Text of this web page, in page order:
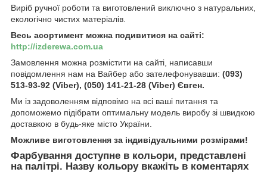
Виріб ручної роботи та виготовлений виключно з натуральних,
екологічно чистих матеріалів.
Весь асортимент можна подивитися на сайті:
http://izderewa.com.ua
Замовлення можна розмістити на сайті, написавши
повідомлення нам на Вайбер або зателефонувавши: (093)
513-93-92 (Viber), (050) 141-21-28 (Viber) Євген.
Ми із задоволенням відповімо на всі ваші питання та
допоможемо підібрати оптимальну модель виробу зі швидкою
доставкою в будь-яке місто України.
Можливе виготовлення за індивідуальними розмірами!
Фарбування доступне в кольори, представлені
на палітрі. Назву кольору вкажіть в коментарях